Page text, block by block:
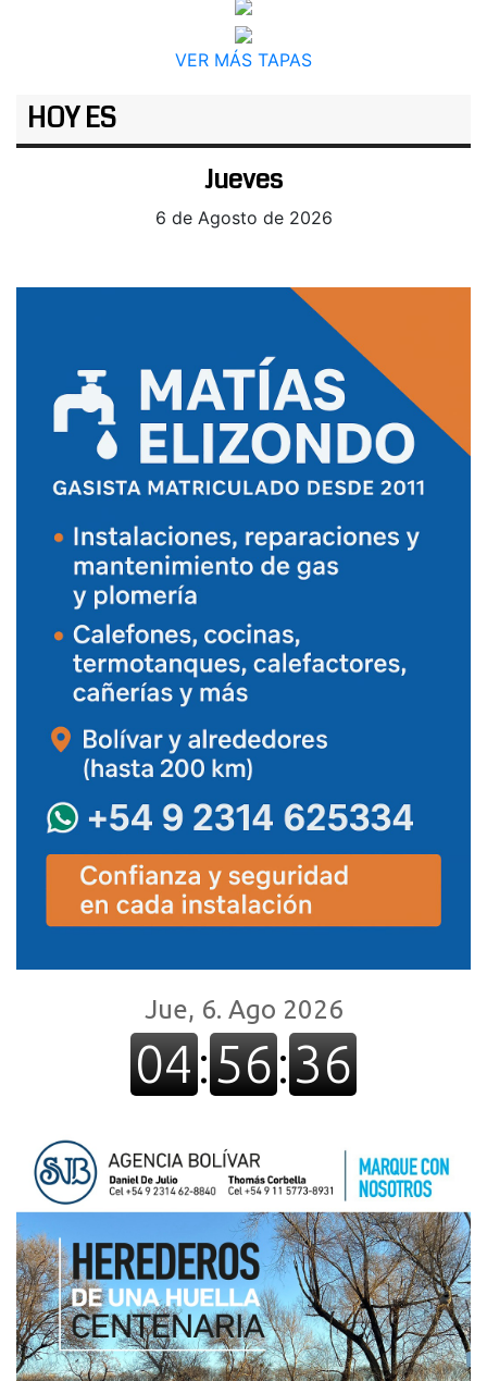
VER MÁS TAPAS
HOY ES
Jueves
6 de Agosto de 2026